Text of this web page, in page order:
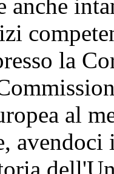
anche
la
al